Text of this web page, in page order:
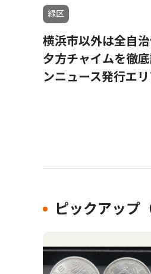
緑区
横浜市以外は全自
夕方チャイムを徹
ンニュース発行エ
ピックアップ